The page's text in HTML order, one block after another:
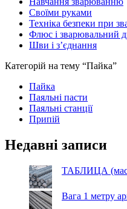
Своїми руками
Техніка безпеки при
Флюс і зварювальний
Шви і з’єднання
Категорій на тему “Пайка”
Пайка
Паяльні пасти
Паяльні станції
Припій
Недавні записи
ТАБЛИЦА
Вага 1 метру